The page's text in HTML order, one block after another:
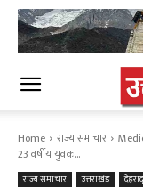
Home राज्य समाचार
23 वर्षीय युवक...
राज्य समाचार उत्तराखंड